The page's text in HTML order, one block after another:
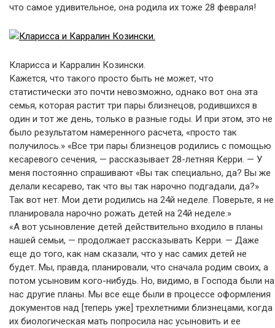
что самое удивительное, она родила их тоже 28 февраля!
Кларисса и Карралин Козински.
Кажется, что такого просто быть не может, что
статистически это почти невозможно, однако вот она эта
семья, которая растит три пары близнецов, родившихся в
один и тот же день, только в разные годы. И при этом, это не
было результатом намеренного расчета, «просто так
получилось.» «Все три пары близнецов родились с помощью
кесаревого сечения, — рассказывает 28-летняя Керри. — У
меня постоянно спрашивают «Вы так специально, да? Вы же
делали кесарево, так что вы так нарочно подгадали, да?»
Так вот нет. Мои дети родились на 24й неделе. Поверьте, я не
планировала нарочно рожать детей на 24й неделе.»
«А вот усыновление детей действительно входило в планы
нашей семьи, — продолжает рассказывать Керри. — Даже
еще до того, как нам сказали, что у нас самих детей не
будет. Мы, правда, планировали, что сначала родим своих, а
потом усыновим кого-нибудь. Но, видимо, в Господа были на
нас другие планы. Мы все еще были в процессе оформления
документов над [теперь уже] трехлетними близнецами, когда
их биологическая мать попросила нас усыновить и ее